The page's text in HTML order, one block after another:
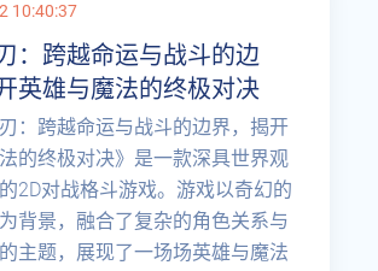
10:40:37
：跨越命运与战斗的边
英雄与魔法的终极对决
刃：跨越命运与战斗的边界，揭开
的终极对决》是一款深具世界观
2D对战格斗游戏。游戏以奇幻的
背景，融合了复杂的角色关系与
主题，展现了一场场英雄与魔法